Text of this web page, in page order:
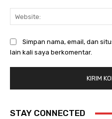
Simpan nama, email, dan
lain kali saya berkomentar.
STAY CONNECTED